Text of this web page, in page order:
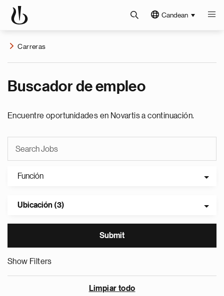
Candean
Carreras
Buscador de empleo
Encuentre oportunidades en Novartis a continuación.
Función
Ubicación (3)
Show Filters
Limpiar todo